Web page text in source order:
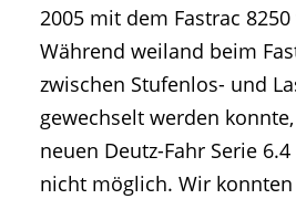
2005 mit dem Fastrac
Während weiland beim
zwischen Stufenlos- und
gewechselt werden
neuen Deutz-Fahr Serie
nicht möglich. Wir